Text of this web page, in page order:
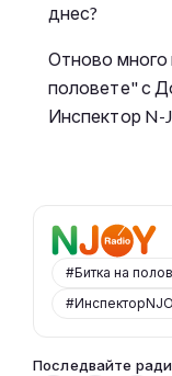
днес?
Отново много
половете" с
Инспектор N-
#Битка на
Последвайте